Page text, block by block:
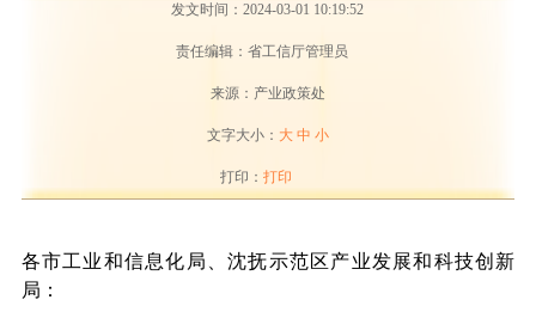
发文时间：2024-03-01 10:19:52
责任编辑：省工信厅管理员
来源：产业政策处
文字大小： 大 中 小
打印： 打印
各市工业和信息化局、沈抚示范区产业发展和科技创新
局：